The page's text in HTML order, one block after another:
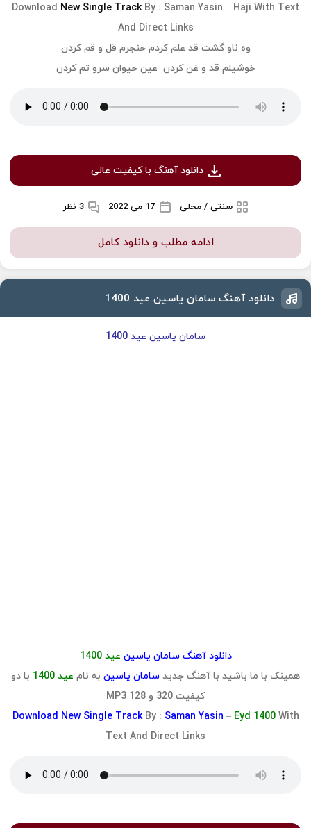
Download New Single TrackBy : Saman Yasin – Haji With Text
And Direct Links
وه ناو گشت قد علم کردم حنجرم قل و قم کردن
خوشیلم قد و غن کردن عین حیوان سرو تم کردن
دانلود آهنگ با کیفیت عالی
سنتی / محلی 17 می 2022 3 نظر
ادامه مطلب و دانلود کامل
دانلود آهنگ سامان یاسین عید 1400
سامان یاسین عید 1400
دانلود آهنگ سامان یاسین عید 1400
همینک با ما باشید با آهنگ جدید سامان یاسین به نام عید 1400
با دو
کیفیت 320 و 128 MP3
Download New Single Track By : Saman Yasin – Eyd 1400 With
Text And Direct Links